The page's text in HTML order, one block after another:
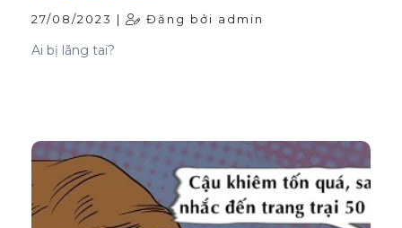
27/08/2023 | Đăng bởi admin
Ai bị lãng tai?